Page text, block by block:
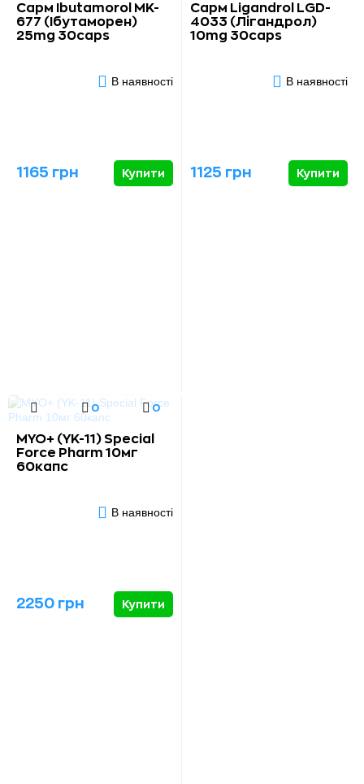
Сарм Ibutamorol MK-
677 (Ібутаморен)
25mg 30caps
В наявності
1165 грн Купити
Сарм Ligandrol LGD-
4033 (Лігандрол)
10mg 30caps
В наявності
1125 грн Купити
0 0
MYO+ (YK-11) Special
Force Pharm 10мг
60капс
В наявності
2250 грн Купити